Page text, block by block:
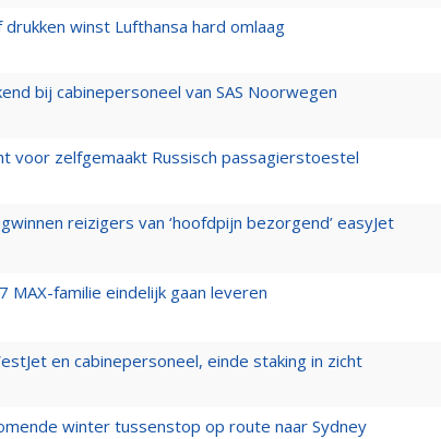
winst Lufthansa hard omlaag
bij cabinepersoneel van SAS Noorwegen
voor zelfgemaakt Russisch passagierstoestel
reizigers van ‘hoofdpijn bezorgend’ easyJet
MAX-familie eindelijk gaan leveren
en cabinepersoneel, einde staking in zicht
winter tussenstop op route naar Sydney